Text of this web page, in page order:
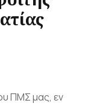
ΠΜΣ μας, εν